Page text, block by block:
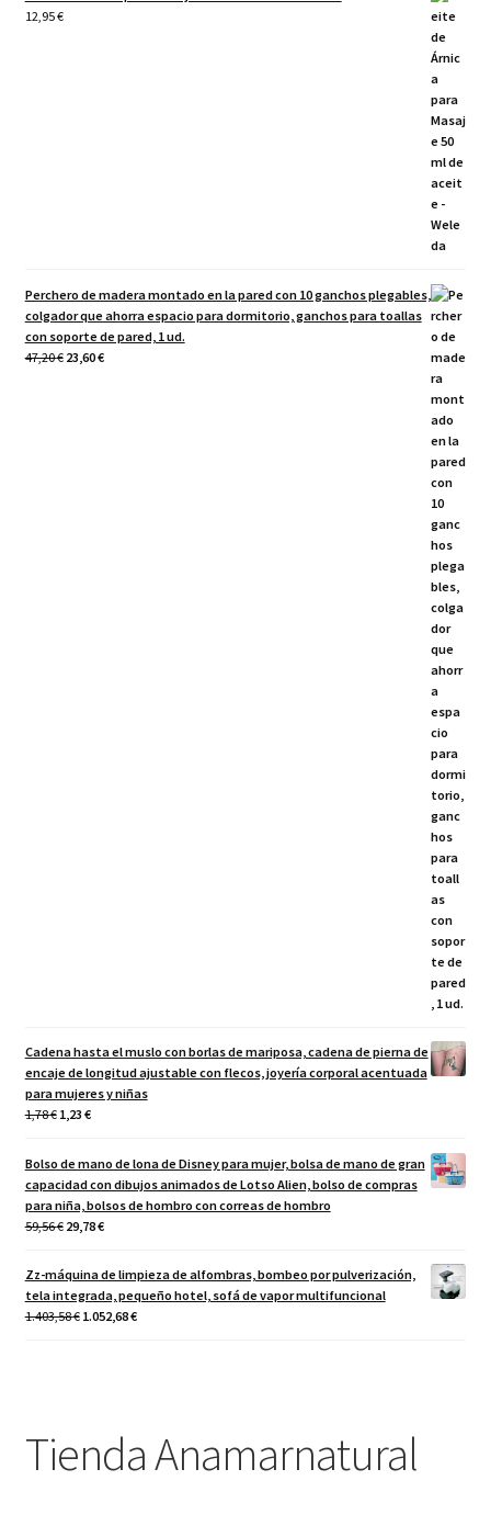
12,95€
Perchero de madera montado en la pared con 10 ganchos plegables,
colgador que ahorra espacio para dormitorio, ganchos para toallas
con soporte de pared, 1 ud.
47,20€ El
23,60€El
Cadena hasta el muslo con borlas de mariposa, cadena de pierna de
encaje de longitud ajustable con flecos, joyería corporal acentuada
para mujeres y niñas
1,78€ El
era:
1,78 €.
1,23 €El
es:
1,23 €.
Bolso de mano de lona de Disney para mujer, bolsa de mano de gran
capacidad con dibujos animados de Lotso Alien, bolso de compras
para niña, bolsos de hombro con correas de hombro
59,56€ El
era:
59,56 €.
29,78€El
es:
29,78 €.
Zz-máquina de limpieza de alfombras, bombeo por pulverización,
tela integrada, pequeño hotel, sofá de vapor multifuncional
1.403,58€ El
1.052,68€El
Tienda Anamarnatural